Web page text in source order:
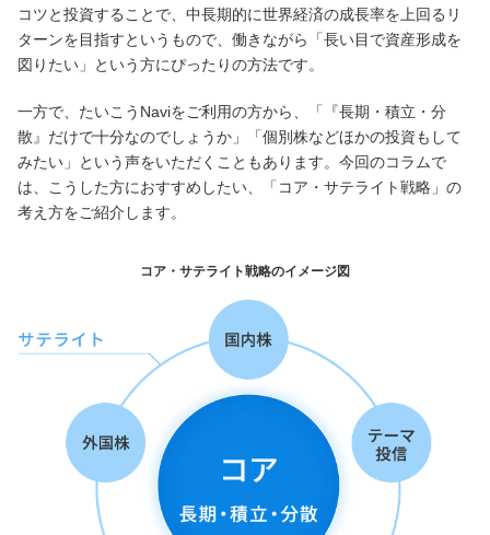
デビット会員用 Web
（デビットカードをご利用のお客さま向け）
サービスのご案内 ログイン
たいこうインターネット投信
サービスのご案内
たいこうNavi
（たいこうNaviをご利用のお客さま向け）
サービスのご案内 ログイン（※）
※たいこうNaviはウェルスナビ株式会社が提供するサービスです。
これより先のページは、ウェルスナビ株式会社が運営するサイトとなりま
法人のお客さま
コツと投資することで、中長期的に世界経済の成長率を上回るリ
ターンを目指すというもので、働きながら「長い目で資産形成を
図りたい」という方にぴったりの方法です。
一方で、たいこうNaviをご利用の方から、「『長期・積立・分
散』だけで十分なのでしょうか」「個別株などほかの投資もして
みたい」という声をいただくこともあります。今回のコラムで
は、こうした方におすすめしたい、「コア・サテライト戦略」の
考え方をご紹介します。
コア・サテライト戦略のイメージ図